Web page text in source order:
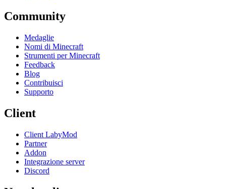
Community
Medaglie
Nomi di Minecraft
Strumenti per Minecraft
Feedback
Blog
Contribuisci
Supporto
Client
Client LabyMod
Partner
Addon
Integrazione server
Discord